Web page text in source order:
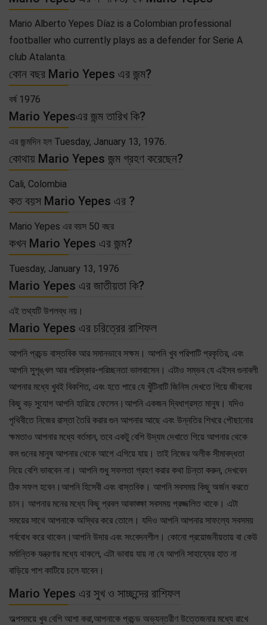
Mario Alberto Yepes Díaz is a Colombian professional
footballer who currently plays as a defender for Serie A
club Atalanta.
কোন বছর Mario Yepes এর জন্ম?
বর্ষ 1976
Mario Yepesএর জন্ম তারিখ কি?
এর জন্মদিন হল Tuesday, January 13, 1976.
কোথায় Mario Yepes জন্ম গ্রহণ করেছেন?
Cali, Colombia
কত বয়স Mario Yepes এর ?
Mario Yepes এর বয়স 50 বছর
কখন Mario Yepes এর জন্ম?
Tuesday, January 13, 1976
Mario Yepes এর জাতীয়তা কি?
এই তথ্যটি উপলব্ধ নয়।
Mario Yepes এর চরিত্রের রাশিফল
আপনি প্রচন্ড বাস্তবিক আর সমানভাবে সক্ষম। আপনি খুব পরিপাটি প্রকৃতির, এবং
আপনি সুশৃঙ্খল আর পরিস্কার-পরিচ্ছনতা ভালবাসেন। এটাও সম্ভব যে এইসব গুনাবলী
আপনার মধ্যে খুবই বিকশিত, এবং হতে পারে যে খুঁটিনাটি জিনিস দেখতে গিয়ে জীবনের
কিছু বড় সুযোগ আপনি হারিয়ে ফেলেন।আপনি একজন দ্বিধাগ্রস্ত মানুষ। যদিও
পৃথিবীতে নিজের রাস্তা তৈরি করার গুন আপনার আছে এবং উন্নতির শিখরে পৌছানোর
ক্ষমতাও আপনার মধ্যে বর্তমান, তবে একটু বেশি উদ্যম দেখাতে গিয়ে আপনার থেকে
কম গুনের মানুষ আপনার থেকে আগে এগিয়ে যায়। তাই নিজের অলীক সীমাবদ্ধতা
নিয়ে বেশি ভাববেন না। আপনি শুধু সফলতা গ্রহণ করার কথা চিন্তা করুন, দেখবেন
ঠিক সফল হবেন।আপনি হিসেবী এবং বাস্তবিক। আপনি সবসময় কিছু অর্জন করতে
চান। আপনার মনের মধ্যে কিছু প্রবল আকাঙ্ক্ষা সবসময় প্রজ্জলিত থাকে। এটা
সময়ের সাথে আপনাকে অস্থির করে তোলে। যদিও আপনি আপনার সাফল্যে সবসময়
গর্ববোধ করে থাকেন।আপনি উদার এবং সংবেদনশীল। কোনো প্রয়োজনীয়তায় বা কেউ
মর্মান্তিক যন্ত্রণার মধ্যে থাকলে, এটা ভাবায় যায় না যে আপনি সাহায্যের হাত না
বাড়িয়ে পাশ কাটিয়ে চলে যাবেন।
Mario Yepes এর সুখ ও সাচ্ছন্দের রাশিফল
অল্পসময়ে খুব বেশি আশা করা,আপনাকে প্রচন্ড অভ্যন্তরীণ উত্তেজনার মধ্যে রাখে